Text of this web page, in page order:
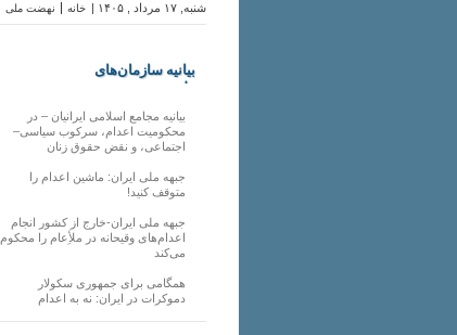
نهضت ملی خانه شنبه, ۱۷ مرداد , ۱۴۰۵ |
بیانیه سازمان‌های
ملی
بیانیه مجامع اسلامی ایرانیان – در
محکومیت اعدام، سرکوب سیاسی–
اجتماعی، و نقض حقوق زنان
جبهه ملی ایران: ماشین اعدام را
متوقف کنید!
جبهه ملی ایران-خارج از کشور انجام
اعدام‌های وقیحانه در ملأِعام را محکوم
می‌کند
همگامی برای جمهوری سکولار
دموکرات در ایران: نه به اعدام